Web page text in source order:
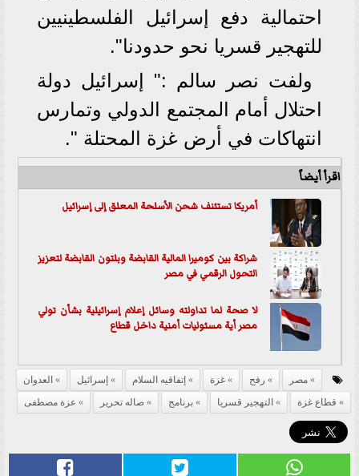
احتمالية دفع إسرائيل الفلسطينيين
للتهجير قسريا نحو حدودنا".
ولفت نصر سالم :" إسرائيل دولة
احتلال أمام المجتمع الدولي وتمارس
انتهاكات في أرض غزة المحتلة ".
اقرأ أيضاً
أمريكا تستئنف شحن الأسلحة المعلق إلى إسرائيل
شراكة بين كوميرا المالية القابضة وبلتون القابضة لتعزيز
التحول الرقمي في مصر
لا صحة لما تداولته وسائل إعلام إسرائيلية بشأن تولي
مصر أية مسئوليات أمنية داخل قطاع
مصر رفح غزة إتفاقيه السلام إسرائيل
العدوان
قطاع غزة
التهجير قسريا برنامج صاله تحرير عزة مصطفى